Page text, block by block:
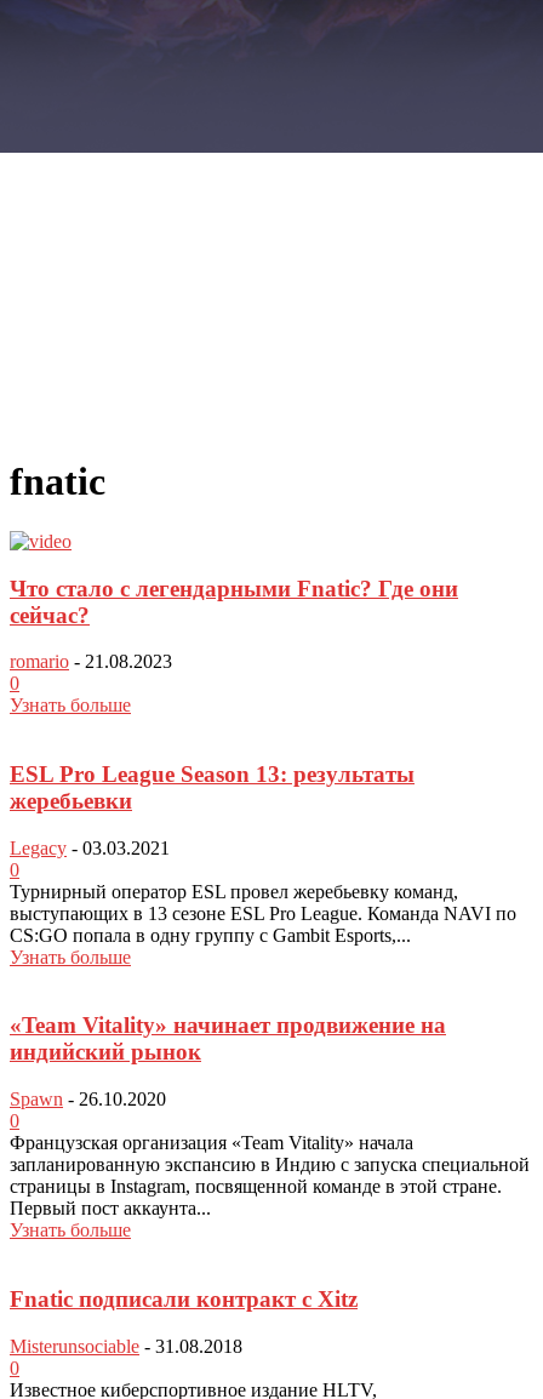
fnatic
Что стало с легендарными Fnatic? Где они
сейчас?
romario - 21.08.2023
0
Узнать больше
ESL Pro League Season 13: результаты
жеребьевки
Legacy - 03.03.2021
0
Турнирный оператор ESL провел жеребьевку команд,
выступающих в 13 сезоне ESL Pro League. Команда NAVI по
CS:GO попала в одну группу с Gambit Esports,...
Узнать больше
«Team Vitality» начинает продвижение на
индийский рынок
Spawn - 26.10.2020
0
Французская организация «Team Vitality» начала
запланированную экспансию в Индию с запуска специальной
страницы в Instagram, посвященной команде в этой стране.
Первый пост аккаунта...
Узнать больше
Fnatic подписали контракт с Xitz
Misterunsociable - 31.08.2018
0
Известное киберспортивное издание HLTV,